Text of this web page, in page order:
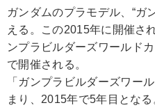
ガンダムのプラモデル、“ガ
える。この2015年に開催さ
ンプラビルダーズワールド
で開催される。
「ガンプラビルダーズワー
まり、2015年で5年目とな